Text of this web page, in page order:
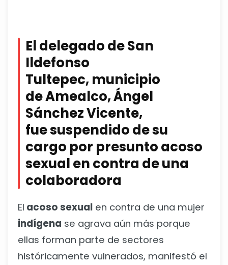
El delegado de San
Ildefonso
Tultepec, municipio
de Amealco, Ángel
Sánchez Vicente,
fue suspendido de su
cargo por presunto acoso
sexual en contra de una
colaboradora
El acoso sexual en contra de una mujer
indígena se agrava aún más porque
ellas forman parte de sectores
históricamente vulnerados, manifestó el